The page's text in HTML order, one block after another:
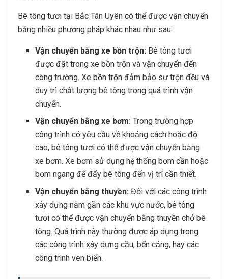
Bê tông tươi tại Bắc Tân Uyên có thể được vận chuyển
bằng nhiều phương pháp khác nhau như sau:
Vận chuyển bằng xe bồn trộn: Bê tông tươi
được đặt trong xe bồn trộn và vận chuyển đến
công trường. Xe bồn trộn đảm bảo sự trộn đều và
duy trì chất lượng bê tông trong quá trình vận
chuyển.
Vận chuyển bằng xe bơm: Trong trường hợp
công trình có yêu cầu về khoảng cách hoặc độ
cao, bê tông tươi có thể được vận chuyển bằng
xe bơm. Xe bơm sử dụng hệ thống bơm cần hoặc
bơm ngang để đẩy bê tông đến vị trí cần thiết.
Vận chuyển bằng thuyền: Đối với các công trình
xây dựng nằm gần các khu vực nước, bê tông
tươi có thể được vận chuyển bằng thuyền chở bê
tông. Quá trình này thường được áp dụng trong
các công trình xây dựng cầu, bến cảng, hay các
công trình ven biển.